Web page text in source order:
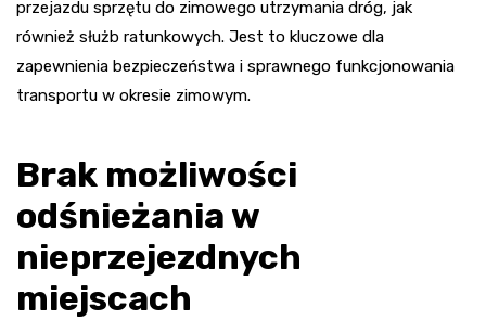
przejazdu sprzętu do zimowego utrzymania dróg, jak
również służb ratunkowych. Jest to kluczowe dla
zapewnienia bezpieczeństwa i sprawnego funkcjonowania
transportu w okresie zimowym.
Brak możliwości
odśnieżania w
nieprzejezdnych
miejscach